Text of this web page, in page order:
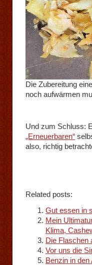
Die Zubereitung
noch aufwärmen
Und zum Schluss:
„Erneuerbaren“
also, richtig
Related posts:
Gut essen in
Mein
Klima,
Die Flaschen
Vor uns die
Benzin in